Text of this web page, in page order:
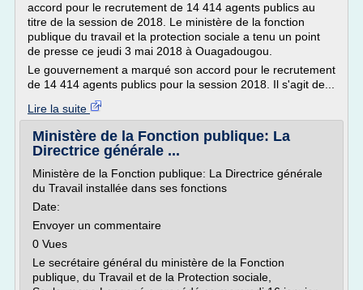
accord pour le recrutement de 14 414 agents publics au
titre de la session de 2018. Le ministère de la fonction
publique du travail et la protection sociale a tenu un point
de presse ce jeudi 3 mai 2018 à Ouagadougou.
Le gouvernement a marqué son accord pour le recrutement
de 14 414 agents publics pour la session 2018. Il s'agit de...
Lire la suite
Ministère de la Fonction publique: La
Directrice générale ...
Ministère de la Fonction publique: La Directrice générale
du Travail installée dans ses fonctions
Date:
Envoyer un commentaire
0 Vues
Le secrétaire général du ministère de la Fonction
publique, du Travail et de la Protection sociale,